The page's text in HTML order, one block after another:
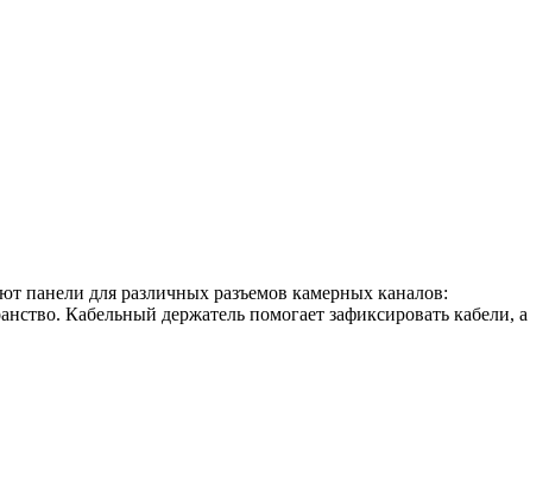
панели для различных разъемов камерных каналов:
Кабельный держатель помогает зафиксировать кабели, а